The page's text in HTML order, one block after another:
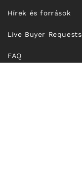
Hírek és források
Live Buyer Requests
FAQ